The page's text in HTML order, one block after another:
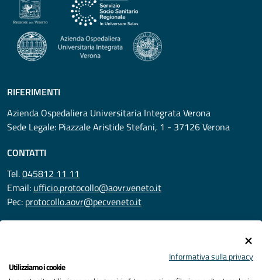
RIFERIMENTI
Azienda Ospedaliera Universitaria Integrata Verona
Sede Legale: Piazzale Aristide Stefani, 1 - 37126 Verona
CONTATTI
Tel.045812 11 11
Email: ufficio.protocollo@aovr.veneto.it
Pec: protocollo.aovr@pecveneto.it
Informativa sulla privacy
Utilizziamo i cookie